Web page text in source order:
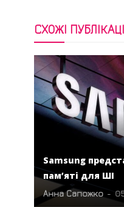
СХОЖІ
Samsung
пам’яті для ШІ
Анна Сапожко -